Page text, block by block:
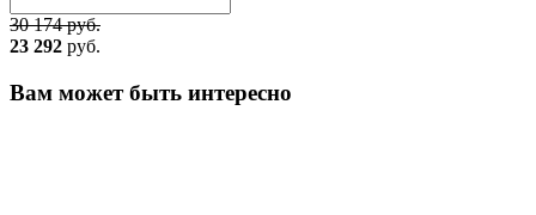
30 174 руб.
23 292 руб.
Вам может быть интересно